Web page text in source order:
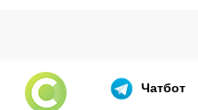
Чатбот